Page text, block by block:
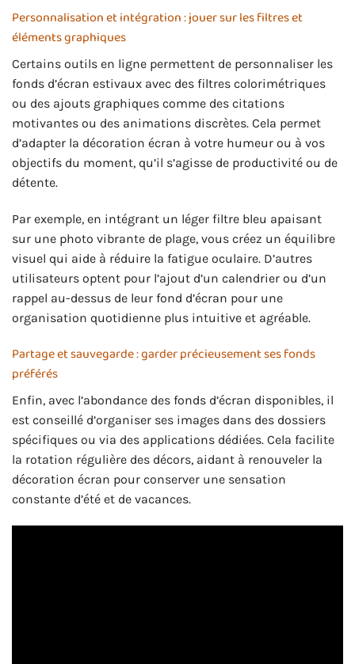
Personnalisation et intégration : jouer sur les filtres et
éléments graphiques
Certains outils en ligne permettent de personnaliser les
fonds d’écran estivaux avec des filtres colorimétriques
ou des ajouts graphiques comme des citations
motivantes ou des animations discrètes. Cela permet
d’adapter la décoration écran à votre humeur ou à vos
objectifs du moment, qu’il s’agisse de productivité ou de
détente.
Par exemple, en intégrant un léger filtre bleu apaisant
sur une photo vibrante de plage, vous créez un équilibre
visuel qui aide à réduire la fatigue oculaire. D’autres
utilisateurs optent pour l’ajout d’un calendrier ou d’un
rappel au-dessus de leur fond d’écran pour une
organisation quotidienne plus intuitive et agréable.
Partage et sauvegarde : garder précieusement ses fonds
préférés
Enfin, avec l’abondance des fonds d’écran disponibles, il
est conseillé d’organiser ses images dans des dossiers
spécifiques ou via des applications dédiées. Cela facilite
la rotation régulière des décors, aidant à renouveler la
décoration écran pour conserver une sensation
constante d’été et de vacances.